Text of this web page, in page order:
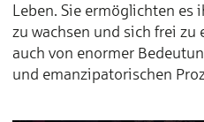
Leben. Sie ermöglichten es
zu wachsen und sich frei zu
auch von enormer
und emanzipatorischen